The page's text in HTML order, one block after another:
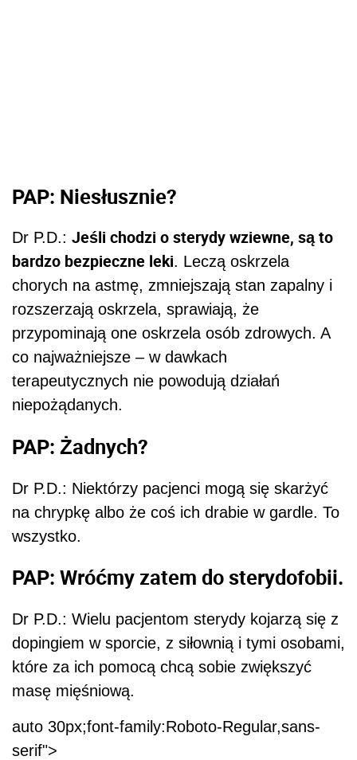
PAP: Niesłusznie?
Dr P.D.: Jeśli chodzi o sterydy wziewne, są to
bardzo bezpieczne leki. Leczą oskrzela
chorych na astmę, zmniejszają stan zapalny i
rozszerzają oskrzela, sprawiają, że
przypominają one oskrzela osób zdrowych. A
co najważniejsze – w dawkach
terapeutycznych nie powodują działań
niepożądanych.
PAP: Żadnych?
Dr P.D.: Niektórzy pacjenci mogą się skarżyć
na chrypkę albo że coś ich drabie w gardle. To
wszystko.
PAP: Wróćmy zatem do sterydofobii.
Dr P.D.: Wielu pacjentom sterydy kojarzą się z
dopingiem w sporcie, z siłownią i tymi osobami,
które za ich pomocą chcą sobie zwiększyć
masę mięśniową.
auto 30px;font-family:Roboto-Regular,sans-
serif">